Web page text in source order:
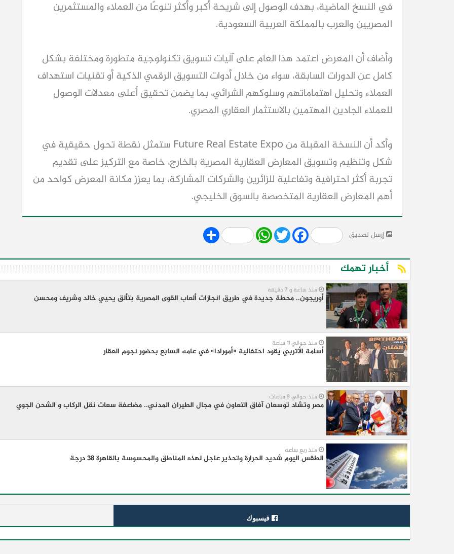
المصريين والعرب بالمملكة العربية السعودية.
للعملاء الجادين المهتمين بالاستثمار العقاري المصري.
أهم المعارض العقارية المتخصصة بالسوق الخليجي.
إرسل لصديق Share WhatsApp
Twitter Facebook
أخبار تهمك
منذ ساعة و 7 دقيقة
أوريجون.. محطة جديدة في طريق انجازات ألعاب القوى المصرية بتألق يحيي خالد وشريف ومحسن
منذ حوالي 11 ساعة
أسامة الأتربي يقود احتفالية «أمورادا» في عامه السابع بحضور نجوم العقار
منذ حوالي 9 ساعات
مصر وتشاد توسعان آفاق التعاون في مجال الطيران المدني.. مضاعفة سعات نقل الركاب و الشحن الجوي
منذ ربع ساعة
الطقس اليوم شديد الحرارة وتحذير عاجل لهذه المناطق والمحسوسة بالقاهرة 38 درجة
فيسبوك